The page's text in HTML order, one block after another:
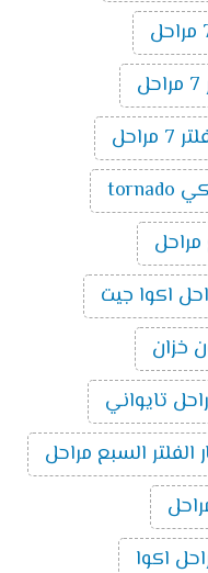
الفلتر السبع مراحل